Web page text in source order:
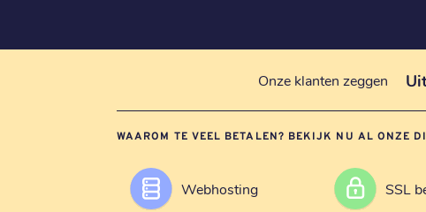
Onze klanten zeggen
WAAROM TE VEEL BETALEN? BEKIJK NU AL ONZE
Webhosting SSL